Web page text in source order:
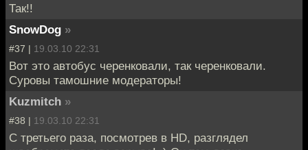
Так!!
SnowDog »
#37 | 19.03.10 22:31
Вот это автобус черенковали, так черенковали.
Суровы тамошние модераторы!
Kuzmitch »
#38 | 19.03.10 22:31
C третьего раза, посмотрев в HD, разглядел